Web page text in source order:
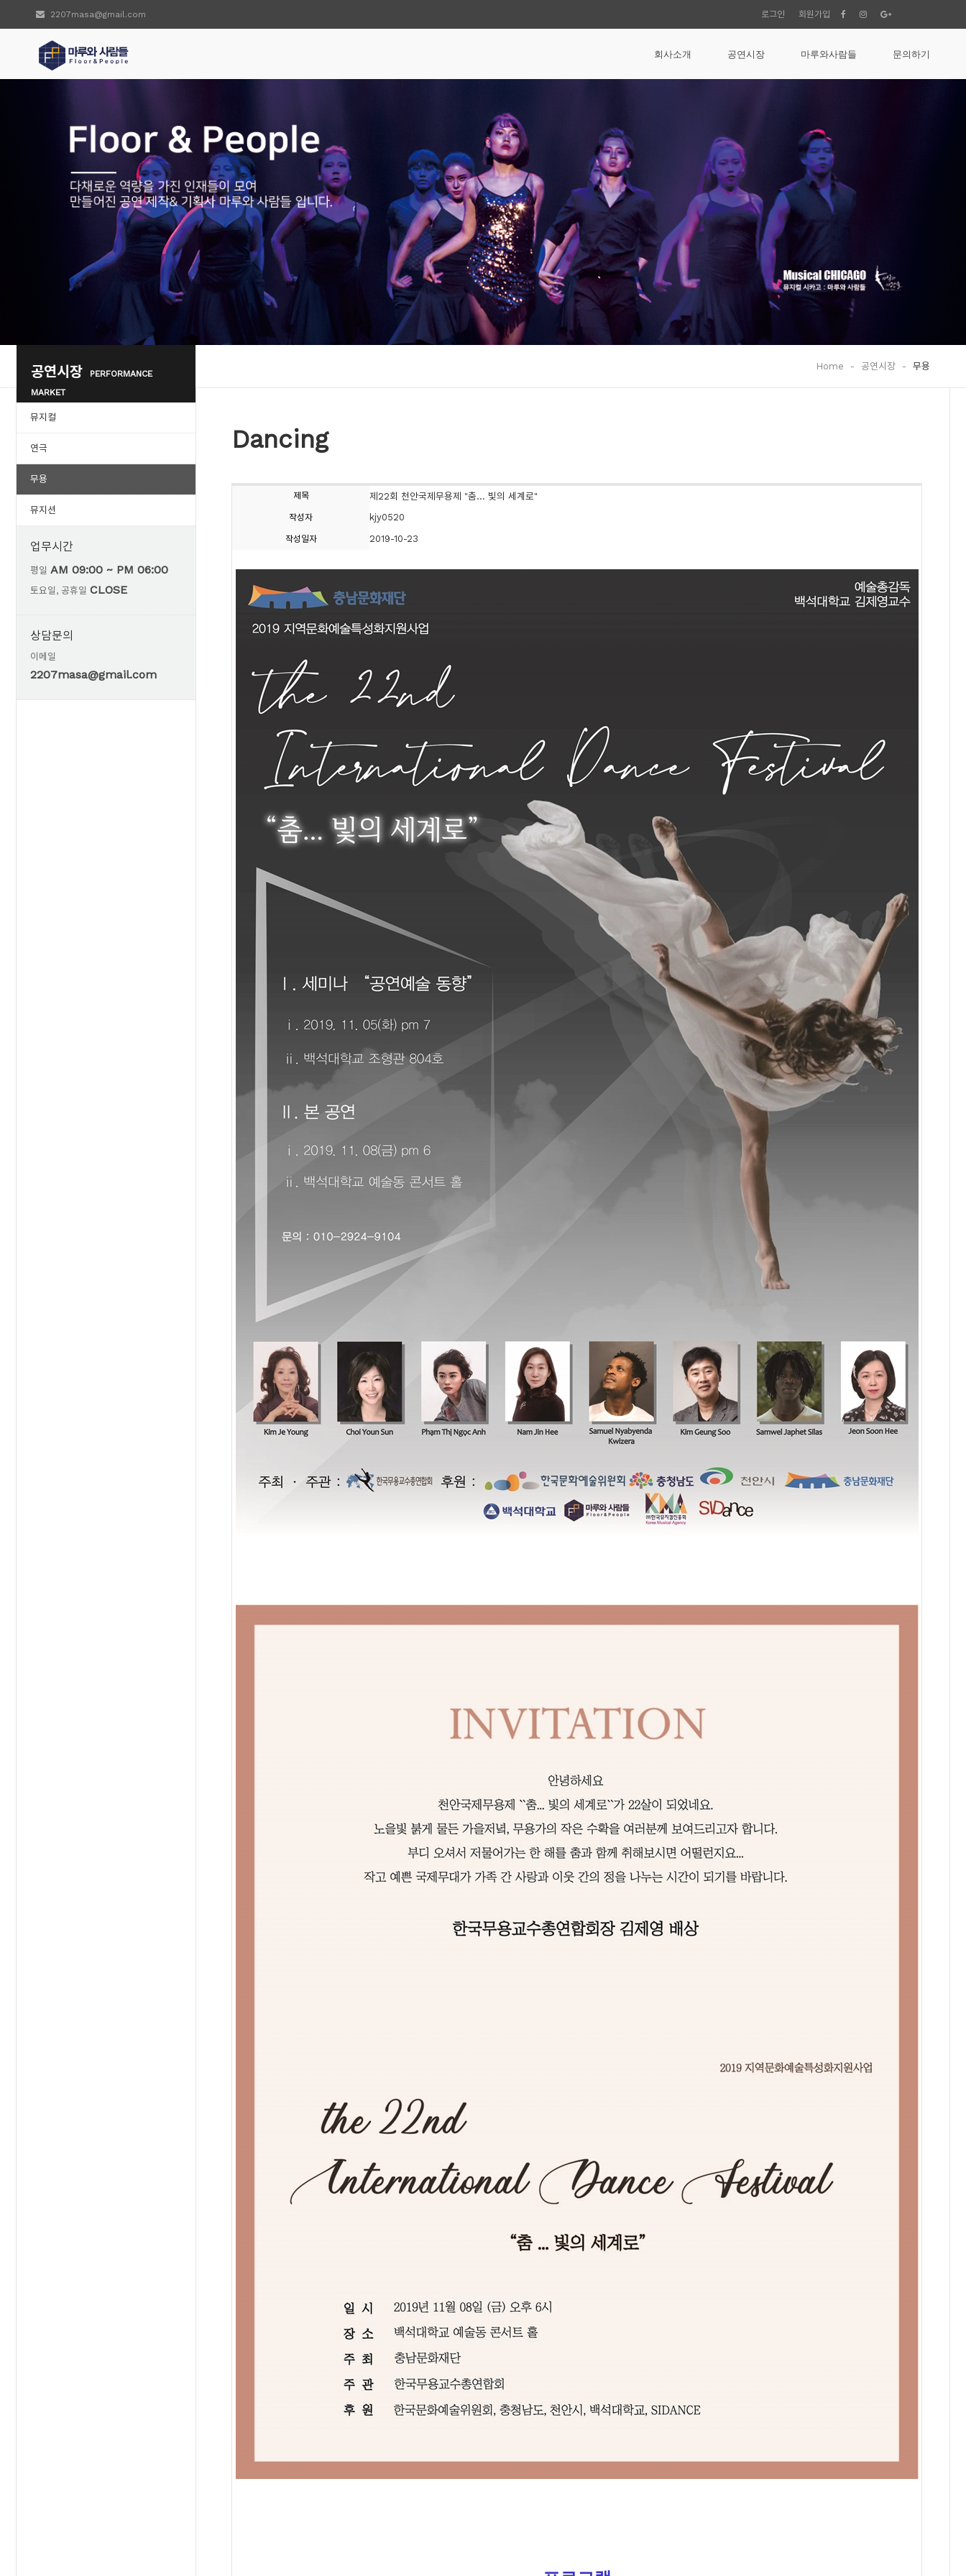
2207masa@gmail.com 로그인 회원가입
회사소개 공연시장 마루와사람들 문의하기
Home - 공연시장 - 무용
공연시장
PERFORMANCE
MARKET
뮤지컬
연극
무용
뮤지션
업무시간
평일 AM 09:00 ~ PM 06:00
토요일, 공휴일 CLOSE
상담문의
이메일
2207masa@gmail.com
Dancing
제목 제22회 천안국제무용제 "춤... 빛의 세계로"
작성자 kjy0520
작성일자 2019-10-23